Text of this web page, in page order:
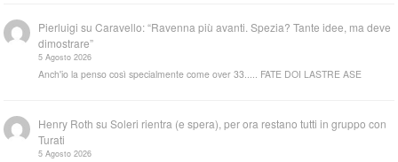
Pierluigi suCaravello: “Ravenna più avanti. Spezia? Tante idee, ma deve
dimostrare”
5 Agosto 2026
Anch'io la penso così specialmente come over 33..... FATE DOI LASTRE ASE
Henry Roth suSoleri rientra (e spera), per ora restano tutti in gruppo con
Turati
5 Agosto 2026